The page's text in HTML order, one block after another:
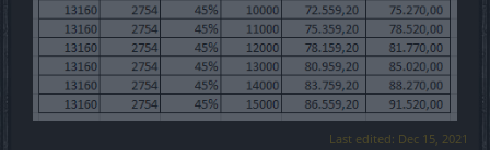
Last edited: Dec 15, 2021